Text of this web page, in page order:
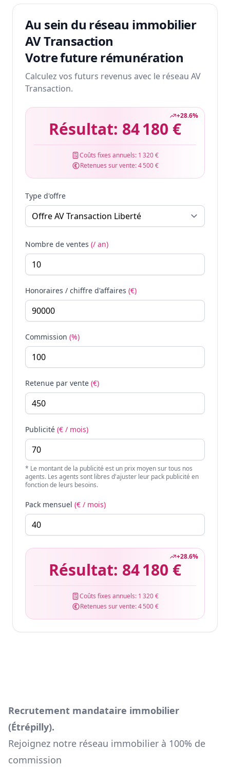
Au sein du réseau immobilier
AV Transaction
Votre future rémunération
Calculez vos futurs revenus avec le réseau AV
Transaction.
+28.6%
Résultat: 84 180 €
Coûts fixes annuels: 1 320 €
Retenues sur vente:4 500 €
Type d'offre
Nombre de ventes (/ an)
Honoraires / chiffre d'affaires (€)
Commission (%)
Retenue par vente (€)
Publicité (€ / mois)
* Le montant de la publicité est un prix moyen sur tous nos
agents. Les agents sont libres d'ajuster leur pack publicité en
fonction de leurs besoins.
Pack mensuel (€ / mois)
+28.6%
Résultat: 84 180 €
Coûts fixes annuels: 1 320 €
Retenues sur vente:4 500 €
Recrutement mandataire immobilier
(Étrépilly).
Rejoignez notre réseau immobilier à 100% de
commission